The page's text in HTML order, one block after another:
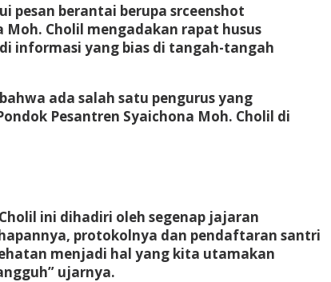
pesan berantai berupa srceenshot
Moh. Cholil mengadakan rapat husus
informasi yang bias di tangah-tangah
ada salah satu pengurus yang
Pesantren Syaichona Moh. Cholil di
ini dihadiri oleh segenap jajaran
protokolnya dan pendaftaran santri
menjadi hal yang kita utamakan
ujarnya.